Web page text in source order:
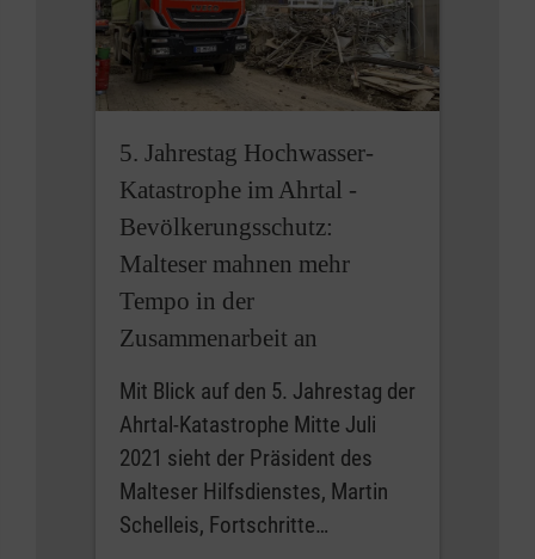
5. Jahrestag Hochwasser-
Katastrophe im Ahrtal -
Bevölkerungsschutz:
Malteser mahnen mehr
Tempo in der
Zusammenarbeit an
Mit Blick auf den 5. Jahrestag der
Ahrtal-Katastrophe Mitte Juli
2021 sieht der Präsident des
Malteser Hilfsdienstes, Martin
Schelleis, Fortschritte…